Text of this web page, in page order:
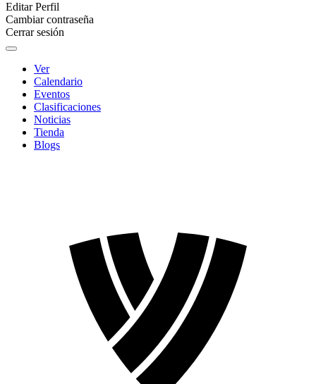
Editar Perfil
Cambiar contraseña
Cerrar sesión
Ver
Calendario
Eventos
Clasificaciones
Noticias
Tienda
Blogs